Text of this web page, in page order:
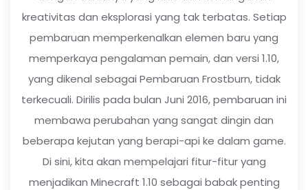
kreativitas dan eksplorasi yang tak terbatas. Setiap
pembaruan memperkenalkan elemen baru yang
memperkaya pengalaman pemain, dan versi 1.10,
yang dikenal sebagai Pembaruan Frostburn, tidak
terkecuali. Dirilis pada bulan Juni 2016, pembaruan ini
membawa perubahan yang sangat dingin dan
beberapa kejutan yang berapi-api ke dalam game.
Di sini, kita akan mempelajari fitur-fitur yang
menjadikan Minecraft 1.10 sebagai babak penting